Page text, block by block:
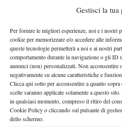
Gestisci la tua
Per fornire le migliori esperienze, noi e i nostri
cookie per memorizzare e/o accedere alle
queste tecnologie permetterà a noi e ai nostri
comportamento durante la navigazione o gli ID
annunci (non) personalizzati. Non
negativamente su alcune caratteristiche e
Clicca qui sotto per acconsentire a quanto
scelte saranno applicate solamente a questo
in qualsiasi momento, compreso il ritiro del
Cookie Policy o cliccando sul pulsante di
dello schermo.
punti all’azzurro. Domani, nei
Philipp Kohlschreiber
, giustiziere
turno: fra i due non ci sono
CLICCA QUI PER LA
TAGGED:Matteo Berrettini